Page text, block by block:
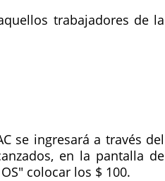
trabajadores de la
se ingresará a través del
en la pantalla de
colocar los $ 100.